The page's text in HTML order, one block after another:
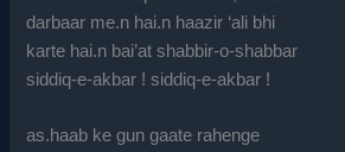
darbaar me.n hai.n haazir ‘ali bhi
karte hai.n bai’at shabbir-o-shabbar
siddiq-e-akbar ! siddiq-e-akbar !
as.haab ke gun gaate rahenge